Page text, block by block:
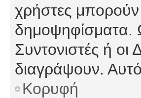
χρήστες
δημοψηφίσματα.
Συντονιστές ή οι
διαγράψουν.
Κορυφή